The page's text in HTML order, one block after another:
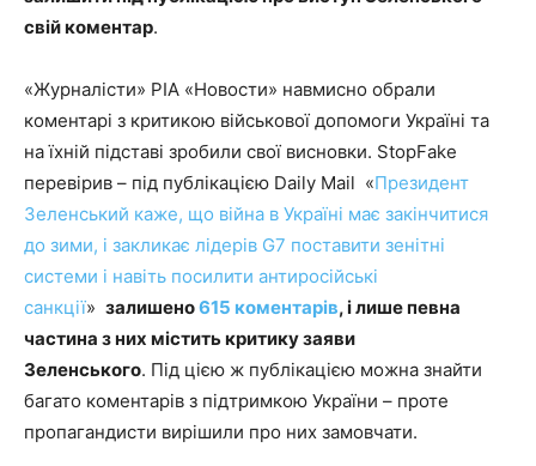
свій коментар.
«Журналісти» РІА «Новости» навмисно обрали
коментарі з критикою військової допомоги Україні та
на їхній підставі зробили свої висновки. StopFake
перевірив – під публікацією Daily Mail «Президент
Зеленський каже, що війна в Україні має закінчитися
до зими, і закликає лідерів G7 поставити зенітні
системи і навіть посилити антиросійські
санкції» залишено615 коментарів, і лише певна
частина з них містить критику заяви
Зеленського. Під цією ж публікацією можна знайти
багато коментарів з підтримкою України – проте
пропагандисти вирішили про них замовчати.